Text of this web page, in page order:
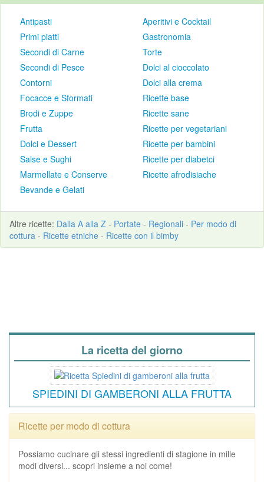
Antipasti
Primi piatti
Secondi di Carne
Secondi di Pesce
Contorni
Focacce e Sformati
Brodi e Zuppe
Frutta
Dolci e Dessert
Salse e Sughi
Marmellate e Conserve
Bevande e Gelati
Aperitivi e Cocktail
Gastronomia
Torte
Dolci al cioccolato
Dolci alla crema
Ricette base
Ricette sane
Ricette per vegetariani
Ricette per bambini
Ricette per diabetci
Ricette afrodisiache
Altre ricette: Dalla A alla Z - Portate - Regionali - Per modo di
cottura - Ricette etniche - Ricette con il bimby
La ricetta del giorno
SPIEDINI DI GAMBERONI ALLA FRUTTA
Ricette per modo di cottura
Possiamo cucinare gli stessi ingredienti di stagione in mille
modi diversi... scopri insieme a noi come!